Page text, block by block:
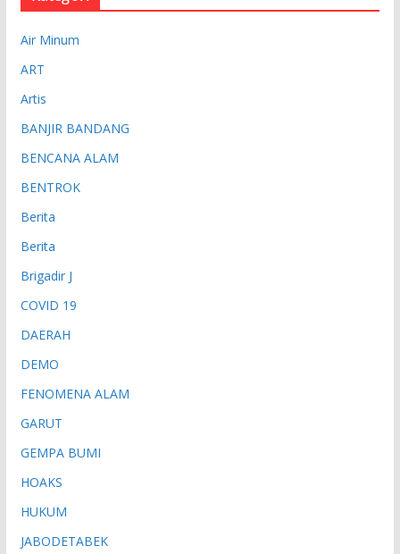
Air Minum
ART
Artis
BANJIR BANDANG
BENCANA ALAM
BENTROK
Berita
Berita
Brigadir J
COVID 19
DAERAH
DEMO
FENOMENA ALAM
GARUT
GEMPA BUMI
HOAKS
HUKUM
JABODETABEK